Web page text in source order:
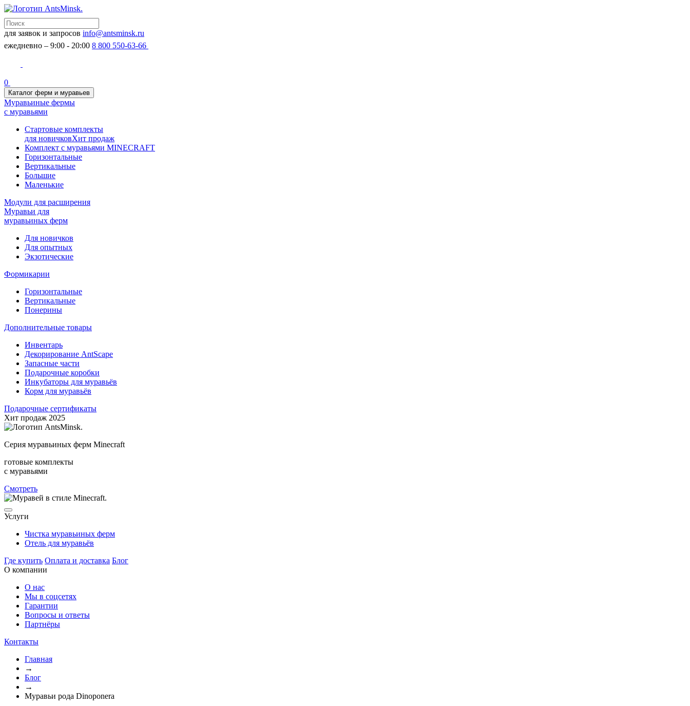
для заявок и запросов info@antsminsk.ru
ежедневно – 9:00 - 20:00 8 800 550-63-66
0
Каталог ферм и муравьев
Муравьиные фермы
с муравьями
Стартовые комплекты
для новичковХит продаж
Комплект с муравьями MINECRAFT
Горизонтальные
Вертикальные
Большие
Маленькие
Модули для расширения
Муравьи для
муравьиных ферм
Для новичков
Для опытных
Экзотические
Формикарии
Горизонтальные
Вертикальные
Понерины
Дополнительные товары
Инвентарь
Декорирование AntScape
Запасные части
Подарочные коробки
Инкубаторы для муравьёв
Корм для муравьёв
Подарочные сертификаты
Хит продаж 2025
Серия муравьиных ферм Minecraft
готовые комплекты
с муравьями
Смотреть
Услуги
Чистка муравьиных ферм
Отель для муравьёв
Где купить Оплата и доставка Блог
О компании
О нас
Мы в соцсетях
Гарантии
Вопросы и ответы
Партнёры
Контакты
Главная
→
Блог
→
Муравьи рода Dinoponera